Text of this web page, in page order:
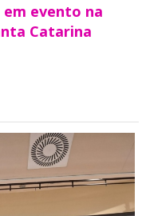
evento na
Catarina